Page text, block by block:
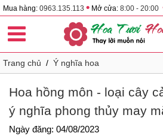
Mua hàng: 0963.135.113 • Mở cửa: 8:00 - 20:00
Trang chủ / Ý nghĩa hoa
Hoa hồng môn - loại cây
ý nghĩa phong thủy may
Ngày đăng: 04/08/2023